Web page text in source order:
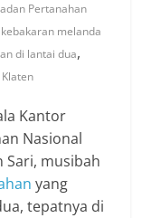
Pertanahan
melanda
di lantai dua,
Kantor
Nasional
Sari, musibah
yang
tepatnya di